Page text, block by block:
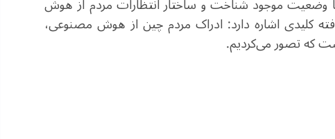
کلیدی اشاره دارد: ادراک مردم چین از هوش مصنوعی،
که تصور می‌کردیم.